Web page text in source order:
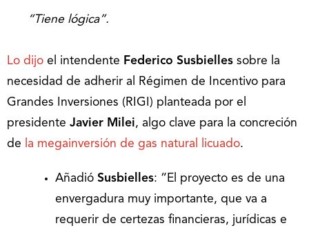
“Tiene lógica”.
Lo dijo el intendente Federico Susbielles sobre la
necesidad de adherir al Régimen de Incentivo para
Grandes Inversiones (RIGI) planteada por el
presidente Javier Milei, algo clave para la concreción
de la megainversión de gas natural licuado.
Añadió Susbielles: “El proyecto es de una
envergadura muy importante, que va a
requerir de certezas financieras, jurídicas e